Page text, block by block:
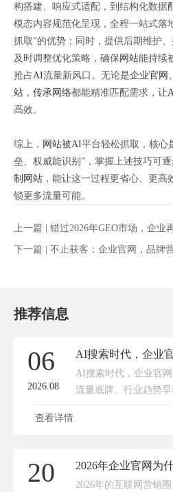
构搭建、响应式适配，到结构化数据
模态内容规范化呈现，全程一站式落
抓取”的优势；同时，提供后期维护
及时调整优化策略，确保 网站能持续
抢占AI流量新风口。无论是企业官网
站 ， 传承网络都能精准匹配需求，让
高效。
综上， 网站被AI平台轻松抓取，核心
垒、权威能识别”，掌握上述技巧可
制网站 ，能让这一过程更省心、更高
锁更多流量可能。
上一篇 | 错过2026年GEO市场，企业
下一篇 | 不止获客：企业官网，品牌
推荐信息
06
2026.08
AI搜索时代，企业官
流量底牌。行业趋势早
ChatGPT、文心一言
查看详情
20 2026年企业官网为
2026年的互联网营销